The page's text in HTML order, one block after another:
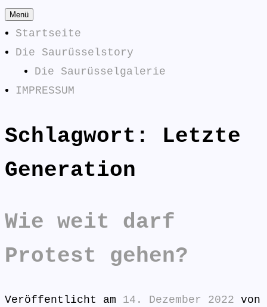
Zum
Inhalt
springen
Menü
Startseite
Die Saurüsselstory
Die Saurüsselgalerie
IMPRESSUM
SAURÜSSELPHILOSOPHEN
Die
Saurüsselphilosophen
antworten:
Schlagwort: Letzte
Generation
Wie weit darf
Protest gehen?
Veröffentlicht am 14. Dezember 2022 von